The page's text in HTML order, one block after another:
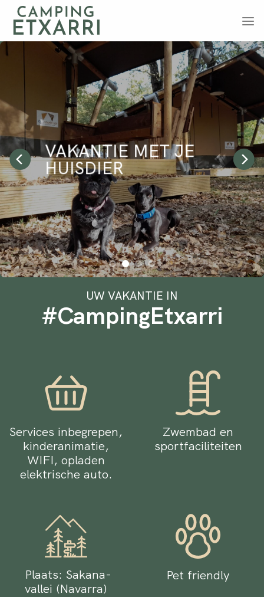
VAKANTIE MET JE
HUISDIER
UW VAKANTIE IN
#CampingEtxarri
Services inbegrepen,
kinderanimatie,
WIFI, opladen
elektrische auto.
Zwembad en
sportfaciliteiten
Plaats: Sakana-
vallei (Navarra)
Pet friendly